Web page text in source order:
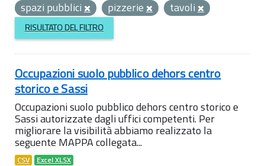
spazi pubblici
pizzerie tavoli
RISULTATO DEL FILTRO
Occupazioni suolo pubblico dehors centro
storico e Sassi
Occupazioni suolo pubblico dehors centro storico e
Sassi autorizzate dagli uffici competenti. Per
migliorare la visibilità abbiamo realizzato la
seguente MAPPA collegata...
CSV Excel XLSX